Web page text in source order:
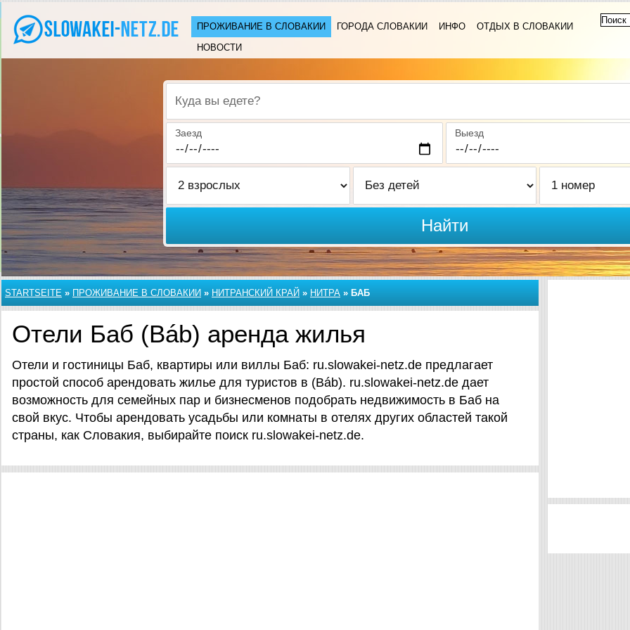
ПРОЖИВАНИЕ В СЛОВАКИИ ГОРОДА СЛОВАКИИ ИНФО
ОТДЫХ В СЛОВАКИИ
НОВОСТИ
Куда вы едете?
Заезд Выезд
Найти
STARTSEITE » ПРОЖИВАНИЕ В СЛОВАКИИ » НИТРАНСКИЙ КРАЙ » НИТРА » БАБ
Отели Баб (Báb) аренда жилья
Отели и гостиницы Баб, квартиры или виллы Баб: ru.slowakei-netz.de предлагает
простой способ арендовать жилье для туристов в (Báb). ru.slowakei-netz.de дает
возможность для семейных пар и бизнесменов подобрать недвижимость в Баб на
свой вкус. Чтобы арендовать усадьбы или комнаты в отелях других областей такой
страны, как Словакия, выбирайте поиск ru.slowakei-netz.de.